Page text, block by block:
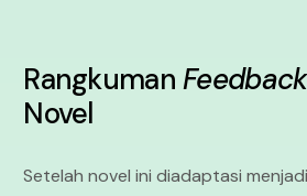
RangkumanFeedback
Novel
Setelah novel ini diadaptasi